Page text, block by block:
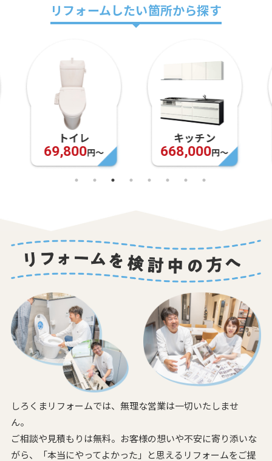
リフォームしたい箇所から探す
キッチン
668,000円〜
お風呂
948,000円〜
しろくまリフォームでは、無理な営業は一切いたしませ
ん。
ご相談や見積もりは無料。お客様の想いや不安に寄り添いな
がら、
「本当にやってよかった」と思えるリフォームをご提